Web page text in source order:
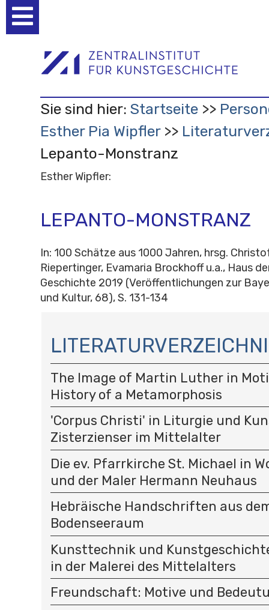
Werkzeuge
Sie sind hier: Startseite
Esther Pia Wipfler
Lepanto-Monstranz
Esther Wipfler:
LEPANTO-MONSTRANZ
In: 100 Schätze aus 1000 Jahren, hrsg.
Riepertinger, Evamaria Brockhoff u.a., Haus
Geschichte 2019 (Veröffentlichungen zur
und Kultur, 68), S. 131-134
A
V
I
G
A
T
I
O
N
The Image of Martin Luther in
History of a Metamorphosis
'Corpus Christi' in Liturgie und
Zisterzienser im Mittelalter
Die ev. Pfarrkirche St. Michael in
und der Maler Hermann Neuhaus
Hebräische Handschriften aus
Bodenseeraum
Kunsttechnik und
in der Malerei des Mittelalters
Freundschaft: Motive und